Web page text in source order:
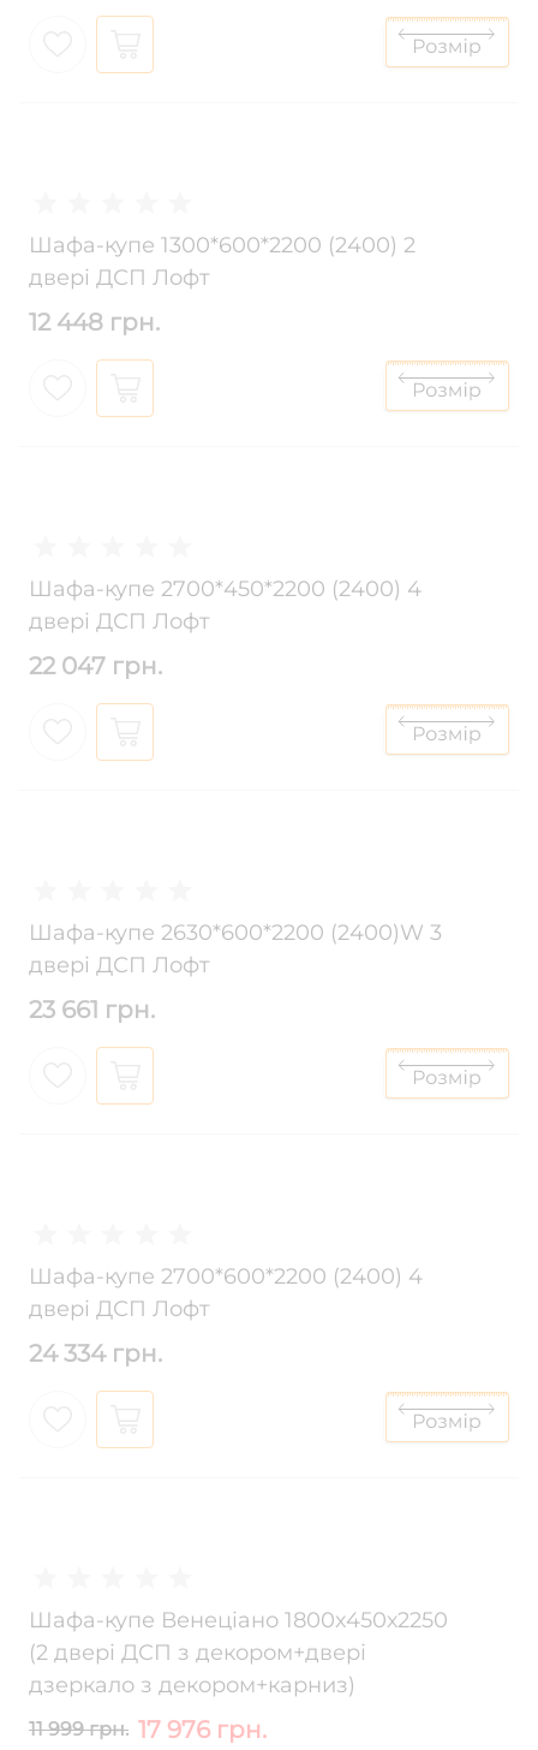
Шафа-купе 1300*600*2200 (2400) 2
двері ДСП Лофт
12 448 грн.
Шафа-купе 2700*450*2200 (2400) 4
двері ДСП Лофт
22 047 грн.
Шафа-купе 2630*600*2200 (2400)W 3
двері ДСП Лофт
23 661 грн.
Шафа-купе 2700*600*2200 (2400) 4
двері ДСП Лофт
24 334 грн.
Шафа-купе Венеціано 1800х450х2250
(2 двері ДСП з декором+двері
дзеркало з декором+карниз)
11 999 грн. 17 976 грн.